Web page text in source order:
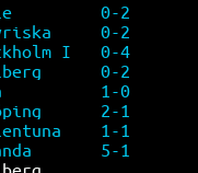
0-2
0-2
I   0-4
0-2
1-0
2-1
1-1
5-1